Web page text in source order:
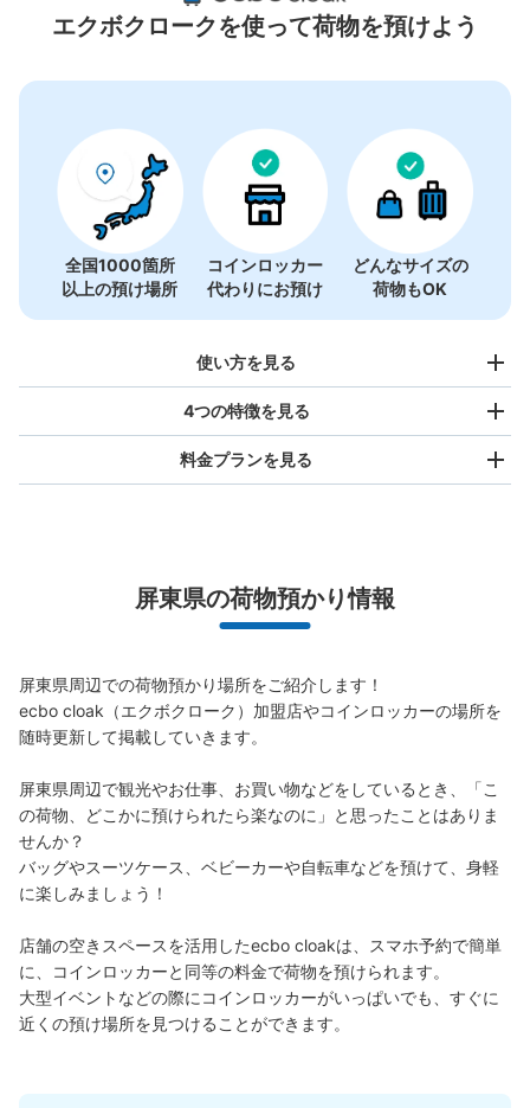
0件
エクボクロークを使って荷物を預けよう
全国1000箇所
以上の預け場所
コインロッカー
代わりにお預け
どんなサイズの
荷物もOK
使い方を見る
スマホからお店と日時を
指定して事前予約
4つの特徴を見る
全国1,000箇所以上と提携
料金プランを見る
最大辺が45cm未満の大きさのお荷物（リュック、ハンド
バッグ、お手荷物など）
スーツケースサイズ
NT$160
器、ベビーカーなど）
屏東県の荷物預かり情報
屏東県周辺での荷物預かり場所をご紹介します！
ecbo cloak（エクボクローク）加盟店やコインロッカーの場所を
随時更新して掲載していきます。
屏東県周辺で観光やお仕事、お買い物などをしているとき、「こ
の荷物、どこかに預けられたら楽なのに」と思ったことはありま
せんか？
バッグやスーツケース、ベビーカーや自転車などを預けて、身軽
に楽しみましょう！
店舗の空きスペースを活用したecbo cloakは、スマホ予約で簡単
に、コインロッカーと同等の料金で荷物を預けられます。
大型イベントなどの際にコインロッカーがいっぱいでも、すぐに
近くの預け場所を見つけることができます。